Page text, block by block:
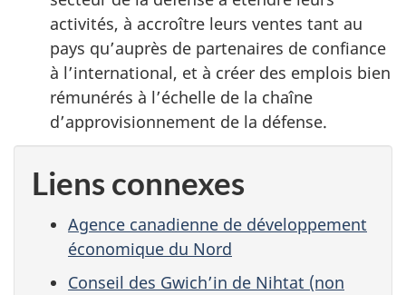
activités, à accroître leurs ventes tant au
pays qu’auprès de partenaires de confiance
à l’international, et à créer des emplois bien
rémunérés à l’échelle de la chaîne
d’approvisionnement de la défense.
Liens connexes
Agence canadienne de développement
économique du Nord
Conseil des Gwich’in de Nihtat (non